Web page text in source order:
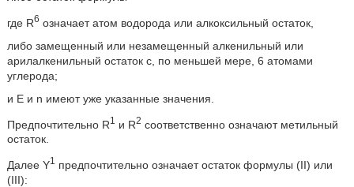
где R6 означает атом водорода или алкоксильный остаток,
либо замещенный или незамещенный алкенильный или
арилалкенильный остаток с, по меньшей мере, 6 атомами
углерода;
и Е и n имеют уже указанные значения.
Предпочтительно R1 и R2 соответственно означают метильный
остаток.
Далее Y1
предпочтительно означает остаток формулы (II) или
(III):